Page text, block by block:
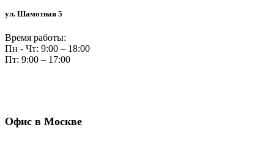
ул. Шамотная 5
Время работы:
Пн - Чт: 9:00 – 18:00
Пт: 9:00 – 17:00
Офис в Москве